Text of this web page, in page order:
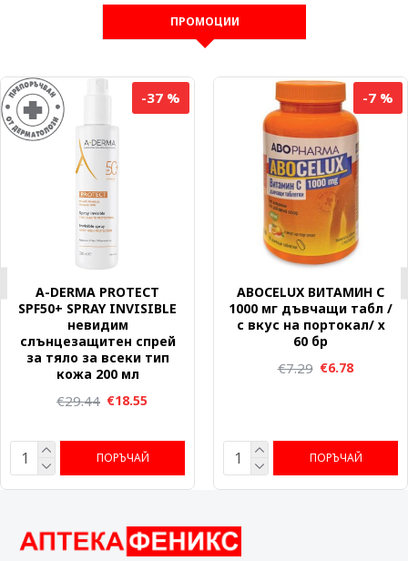
ПРОМОЦИИ
-37 %
A-DERMA PROTECT
SPF50+ SPRAY INVISIBLE
невидим
слънцезащитен спрей
за тяло за всеки тип
кожа 200 мл
€18.55
€29.44
ПОРЪЧАЙ
-7 %
ABOCELUX ВИТАМИН C
1000 мг дъвчащи табл /
с вкус на портокал/ х
60 бр
€6.78
€7.29
ПОРЪЧАЙ